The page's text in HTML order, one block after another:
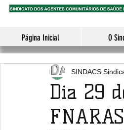
Página Inicial O
Dia 29
FNARAS
SINDACS